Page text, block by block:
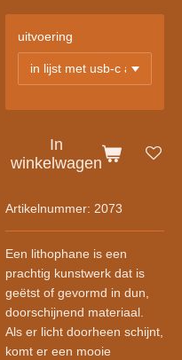
uitvoering
In
winkelwagen
Artikelnummer: 2073
Een lithophane is een
prachtig kunstwerk dat is
geëtst of gevormd in dun,
doorschijnend materiaal.
Als er licht doorheen schijnt,
komt er een mooie